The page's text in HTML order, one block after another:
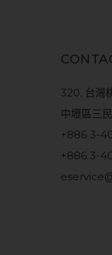
320, 台灣
中壢區三
+886 3-
+886 3-